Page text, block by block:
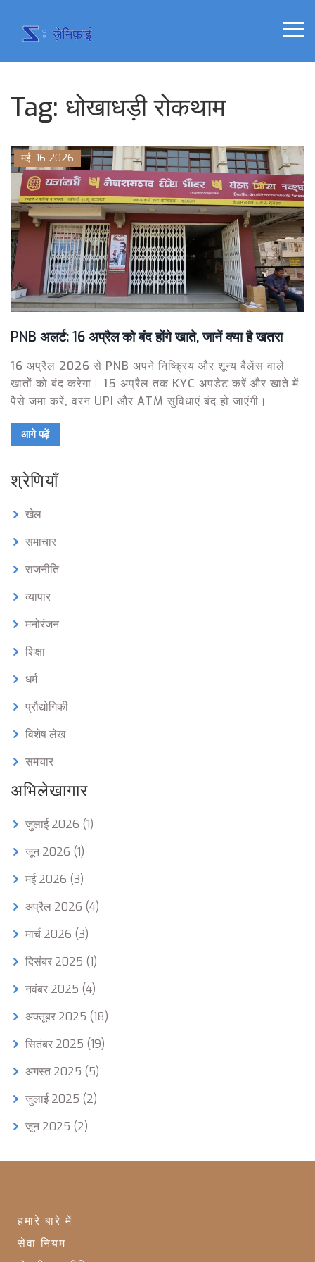
Tag: धोखाधड़ी रोकथाम
मई, 16 2026
PNB अलर्ट: 16 अप्रैल को बंद होंगे खाते, जानें क्या है खतरा
16 अप्रैल 2026 से PNB अपने निष्क्रिय और शून्य बैलेंस वाले
खातों को बंद करेगा। 15 अप्रैल तक KYC अपडेट करें और खाते में
पैसे जमा करें, वरन UPI और ATM सुविधाएं बंद हो जाएंगी।
आगे पढ़ें
श्रेणियाँ
खेल
समाचार
राजनीति
व्यापार
मनोरंजन
शिक्षा
धर्म
प्रौद्योगिकी
विशेष लेख
समचार
अभिलेखागार
जुलाई 2026 (1)
जून 2026 (1)
मई 2026 (3)
अप्रैल 2026 (4)
मार्च 2026 (3)
दिसंबर 2025 (1)
नवंबर 2025 (4)
अक्तूबर 2025 (18)
सितंबर 2025 (19)
अगस्त 2025 (5)
जुलाई 2025 (2)
जून 2025 (2)
हमारे बारे में
सेवा नियम